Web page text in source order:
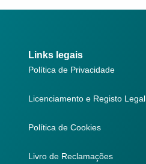
Links legais
Política de Privacidade
Licenciamento e Registo Legal
Política de Cookies
Livro de Reclamações